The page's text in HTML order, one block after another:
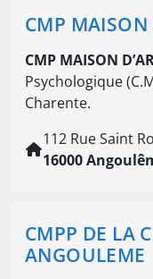
CMP MAISON
CMP MAISON
Psychologique
Charente.
112 Rue Saint
16000
CMPP DE LA
ANGOULEME